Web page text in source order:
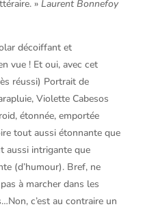
» Laurent Bonnefoy
décoiffant et
vue ! Et oui, avec cet
réussi) Portrait de
Violette Cabesos
étonnée, emportée
tout aussi étonnante que
aussi intrigante que
(d’humour). Bref, ne
à marcher dans les
c’est au contraire un